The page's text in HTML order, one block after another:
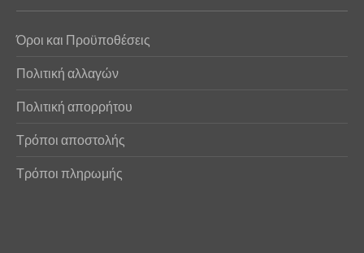
Όροι και Προϋποθέσεις
Πολιτική αλλαγών
Πολιτική απορρήτου
Τρόποι αποστολής
Τρόποι πληρωμής